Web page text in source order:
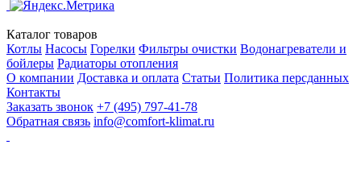
Каталог товаров
Котлы Насосы Горелки Фильтры очистки Водонагреватели и
бойлеры Радиаторы отопления
О компании Доставка и оплата Статьи Политика персданных
Контакты
Заказать звонок +7 (495) 797-41-78
Обратная связь info@comfort-klimat.ru